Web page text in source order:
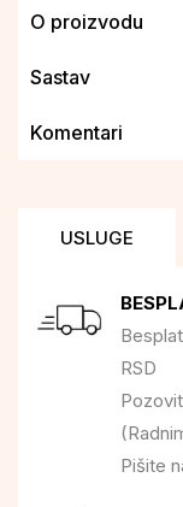
O proizvodu
Sastav
Komentari
USLUGE
RSD
Pišite